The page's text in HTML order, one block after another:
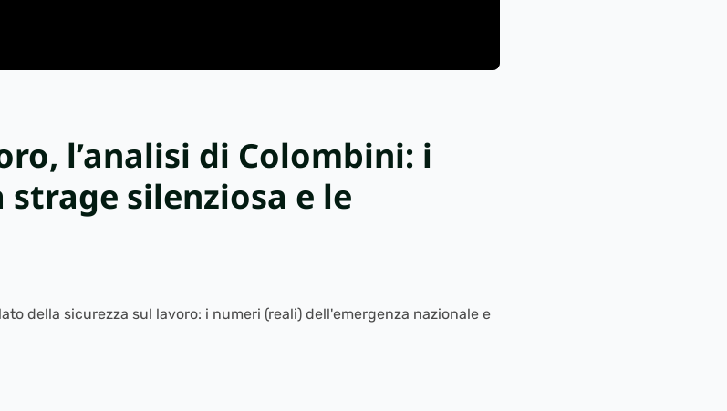
l’analisi di Colombini: i
silenziosa e le
della sicurezza sul lavoro: i numeri (reali) dell'emergenza nazionale e